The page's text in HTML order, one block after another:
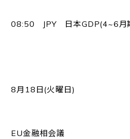
08:50 JPY 日本GDP(4~6月
8月18日(火曜日)
EU金融相会議